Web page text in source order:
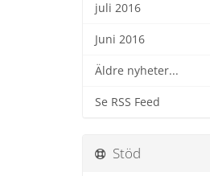
juli 2016
Juni 2016
Äldre nyheter...
Se RSS Feed
Stöd